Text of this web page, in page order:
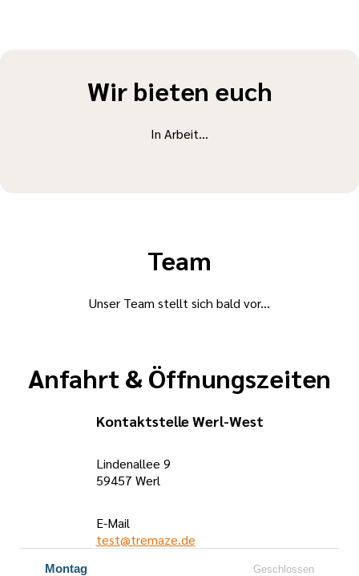
Wir bieten euch
In Arbeit...
Team
Unser Team stellt sich bald vor...
Anfahrt & Öffnungszeiten
Kontaktstelle Werl-West
Lindenallee 9
59457 Werl
E-Mail
test@tremaze.de
Montag Geschlossen